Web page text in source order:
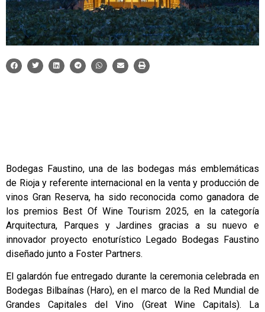
Bodegas Faustino, una de las bodegas más emblemáticas
de Rioja y referente internacional en la venta y producción de
vinos Gran Reserva, ha sido reconocida como ganadora de
los premios Best Of Wine Tourism 2025, en la categoría
Arquitectura, Parques y Jardines gracias a su nuevo e
innovador proyecto enoturístico Legado Bodegas Faustino
diseñado junto a Foster Partners.
El galardón fue entregado durante la ceremonia celebrada en
Bodegas Bilbaínas (Haro), en el marco de la Red Mundial de
Grandes Capitales del Vino (Great Wine Capitals). La